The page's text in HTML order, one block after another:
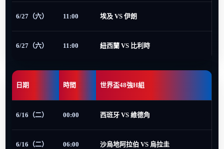
6/27（六） 11:00 埃及 VS 伊朗
6/27（六） 11:00 紐西蘭 VS 比利時
日期 時間 世界盃48強H組
6/16（二） 00:00 西班牙 VS 維德角
6/16（二） 06:00 沙烏地阿拉伯 VS 烏拉圭